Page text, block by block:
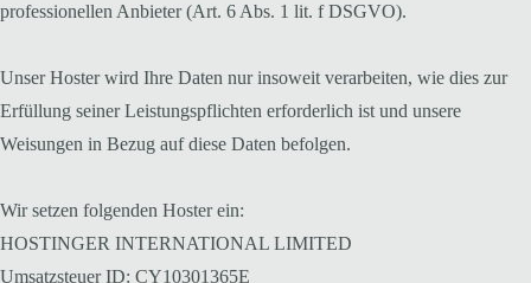
professionellen Anbieter (Art. 6 Abs. 1 lit. f DSGVO).
Unser Hoster wird Ihre Daten nur insoweit verarbeiten, wie dies zur
Erfüllung seiner Leistungspflichten erforderlich ist und unsere
Weisungen in Bezug auf diese Daten befolgen.
Wir setzen folgenden Hoster ein:
HOSTINGER INTERNATIONAL LIMITED
Umsatzsteuer ID: CY10301365E